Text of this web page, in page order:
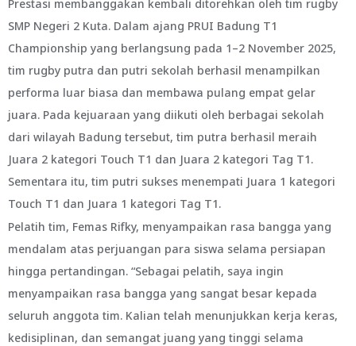
Prestasi membanggakan kembali ditorehkan oleh tim rugby
SMP Negeri 2 Kuta. Dalam ajang PRUI Badung T1
Championship yang berlangsung pada 1–2 November 2025,
tim rugby putra dan putri sekolah berhasil menampilkan
performa luar biasa dan membawa pulang empat gelar
juara. Pada kejuaraan yang diikuti oleh berbagai sekolah
dari wilayah Badung tersebut, tim putra berhasil meraih
Juara 2 kategori Touch T1 dan Juara 2 kategori Tag T1.
Sementara itu, tim putri sukses menempati Juara 1 kategori
Touch T1 dan Juara 1 kategori Tag T1.
Pelatih tim, Femas Rifky, menyampaikan rasa bangga yang
mendalam atas perjuangan para siswa selama persiapan
hingga pertandingan. “Sebagai pelatih, saya ingin
menyampaikan rasa bangga yang sangat besar kepada
seluruh anggota tim. Kalian telah menunjukkan kerja keras,
kedisiplinan, dan semangat juang yang tinggi selama